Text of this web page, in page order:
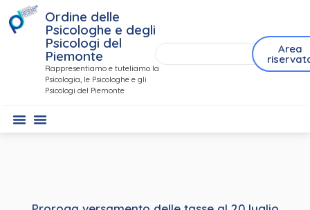
Ordine delle
Psicologhe e degli
Psicologi del
Piemonte
Rappresentiamo e tuteliamo la
Psicologia, le Psicologhe e gli
Psicologi del Piemonte
Area